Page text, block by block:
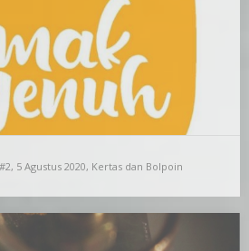
5 Agustus 2020, Kertas dan
5 Agustus 2020, Kertas dan Bolpoin